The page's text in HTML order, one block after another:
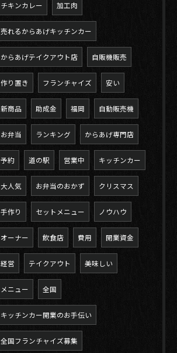
チキンカレー 加工肉
売れるからあげキッチンカー
からあげテイクアウト店 自販機販売
作り置き フランチャイズ 安い
新商品 助成金 福岡 自動販売機
お弁当 ランキング からあげ専門店
予約 道の駅 営業中 キッチンカー
大人気 お弁当のおかず クリスマス
手作り セットメニュー ノウハウ
オーナー 飲食店 費用 開業資金
経営 テイクアウト 美味しい
メニュー 全国
キッチンカー開業のお手伝い
全国フランチャイズ募集